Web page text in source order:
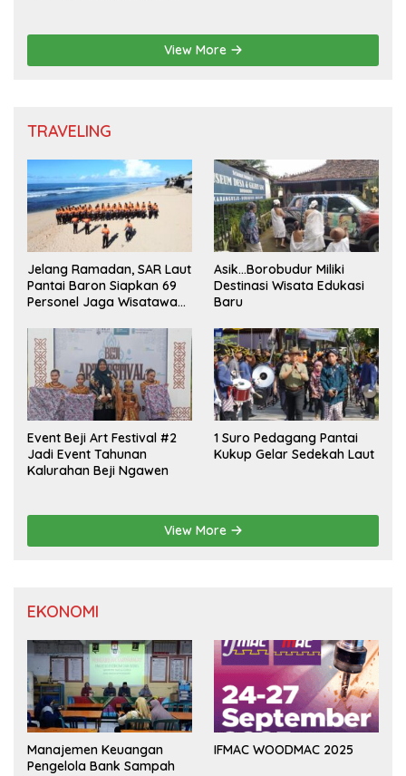
View More
TRAVELING
Jelang Ramadan, SAR Laut
Pantai Baron Siapkan 69
Personel Jaga Wisatawan
Asik…Borobudur Miliki
Destinasi Wisata Edukasi
Baru
Event Beji Art Festival #2
Jadi Event Tahunan
Kalurahan Beji Ngawen
1 Suro Pedagang Pantai
Kukup Gelar Sedekah Laut
View More
EKONOMI
Manajemen Keuangan
Pengelola Bank Sampah
IFMAC WOODMAC 2025